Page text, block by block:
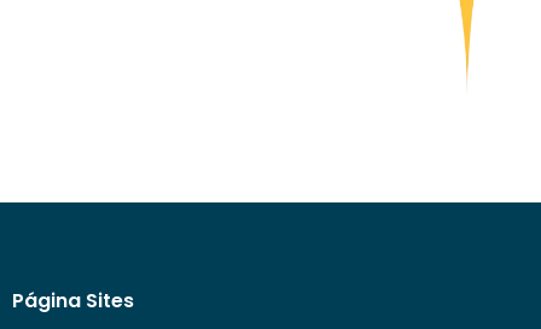
Página Sites